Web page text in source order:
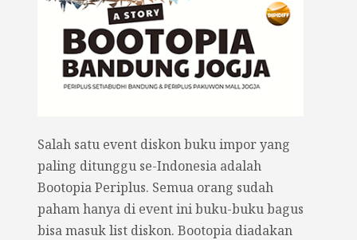
Salah satu event diskon buku impor yang
paling ditunggu se-Indonesia adalah
Bootopia Periplus. Semua orang sudah
paham hanya di event ini buku-buku bagus
bisa masuk list diskon. Bootopia diadakan